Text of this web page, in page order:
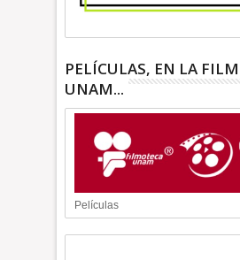
PELÍCULAS, EN LA
UNAM...
Películas